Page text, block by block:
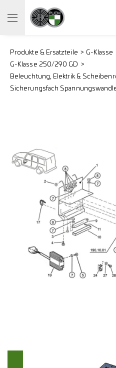
Produkte & Ersatzteile G-Klasse
G-Klasse 250/290 GD
Beleuchtung, Elektrik &
Sicherungsfach